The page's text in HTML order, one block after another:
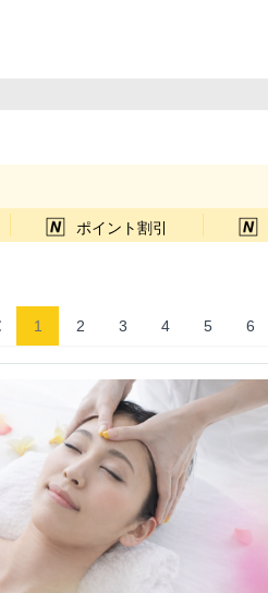
ポイント割引
1 2 3 4 5 6